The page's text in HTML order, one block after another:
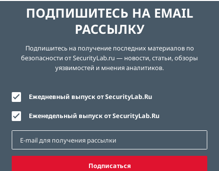
ПОДПИШИТЕСЬ НА EMAIL
РАССЫЛКУ
Подпишитесь на получение последних материалов по
безопасности от SecurityLab.ru — новости, статьи, обзоры
уязвимостей и мнения аналитиков.
Ежедневный выпуск от SecurityLab.Ru
Еженедельный выпуск от SecurityLab.Ru
Подписаться